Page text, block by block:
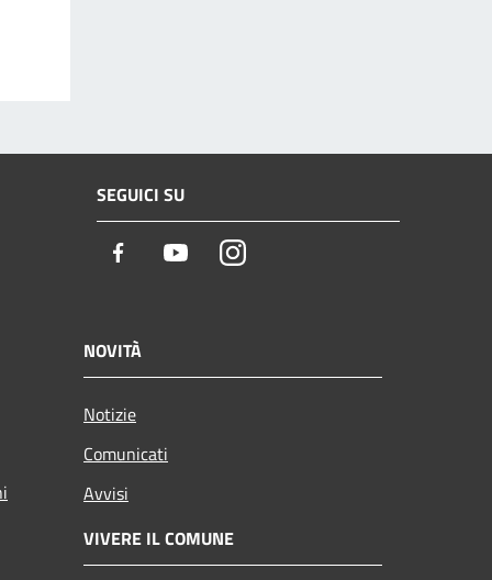
SEGUICI SU
Facebook YoutubeInstagram
NOVITÀ
Notizie
Comunicati
Avvisi
VIVERE IL COMUNE